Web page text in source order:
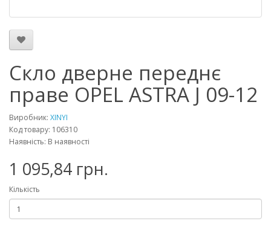
Скло дверне переднє
праве OPEL ASTRA J 09-12
Виробник: XINYI
Код товару: 106310
Наявність: В наявності
1 095,84 грн.
Кількість